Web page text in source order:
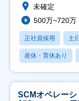
未確定
500万~720万
正社員採用 土
産休・育休あり
SCMオペレー